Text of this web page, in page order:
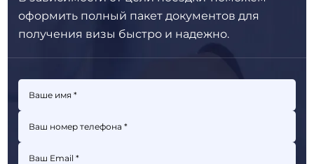
оформить полный пакет документов для
получения визы быстро и надежно.